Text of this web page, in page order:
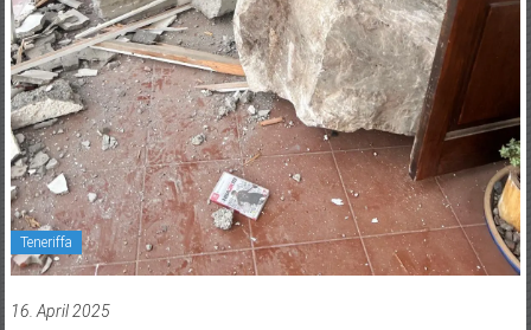
Teneriffa
16. April 2025